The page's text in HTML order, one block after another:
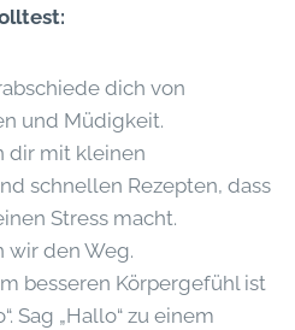
dich von
und Müdigkeit.
dir mit kleinen
schnellen Rezepten, dass
Stress macht.
wir den Weg.
besseren Körpergefühl ist
Sag „Hallo“ zu einem